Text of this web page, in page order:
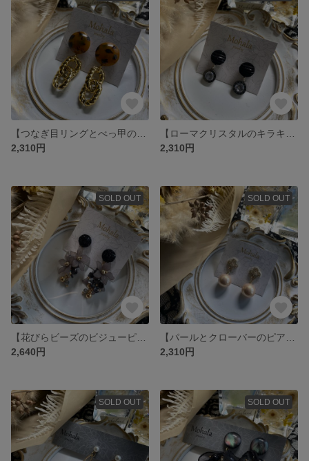
2,310円
2,310円
SOLD OUT
2,640円
SOLD OUT
2,310円
SOLD OUT SOLD OUT